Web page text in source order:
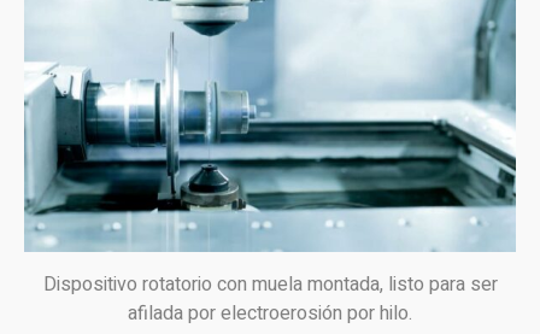
Dispositivo rotatorio con muela montada, listo para ser
afilada por electroerosión por hilo.